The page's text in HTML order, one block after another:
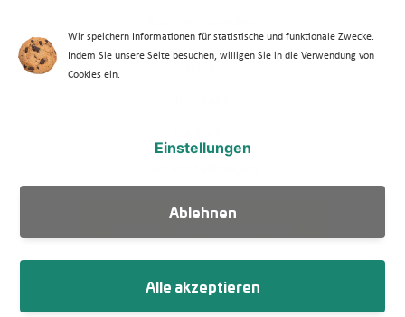
Footer Menü 2 (WdKA 26)
Archiv
Wir speichern Informationen für statistische und funktionale Zwecke.
Indem Sie unsere Seite besuchen, willigen Sie in die Verwendung von
Cookies ein.
Ablehnen
Einstellungen
Alle akzeptieren